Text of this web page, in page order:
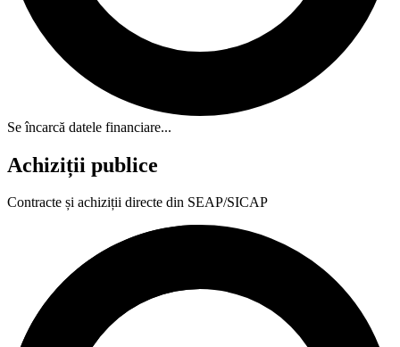
Se încarcă datele financiare...
Achiziții publice
Contracte și achiziții directe din SEAP/SICAP